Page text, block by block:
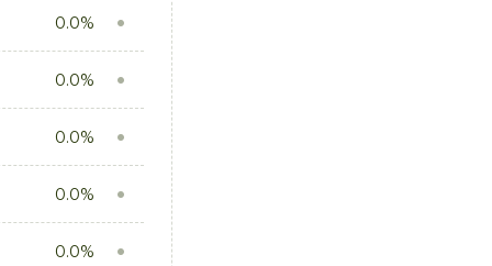
0.0%
0.0%
0.0%
0.0%
0.0%